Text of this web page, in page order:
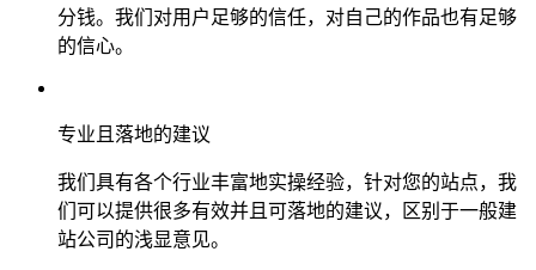
分钱。我们对用户足够的信任，对自己的作品也有足够
的信心。
专业且落地的建议
我们具有各个行业丰富地实操经验，针对您的站点，我
们可以提供很多有效并且可落地的建议，区别于一般建
站公司的浅显意见。